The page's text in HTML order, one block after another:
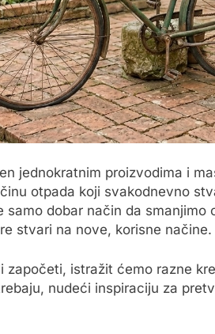
jednokratnim proizvodima i
otpada koji svakodnevno
samo dobar način da
stvari na nove, korisne načine.
započeti, istražit ćemo razne
nudeći inspiraciju za